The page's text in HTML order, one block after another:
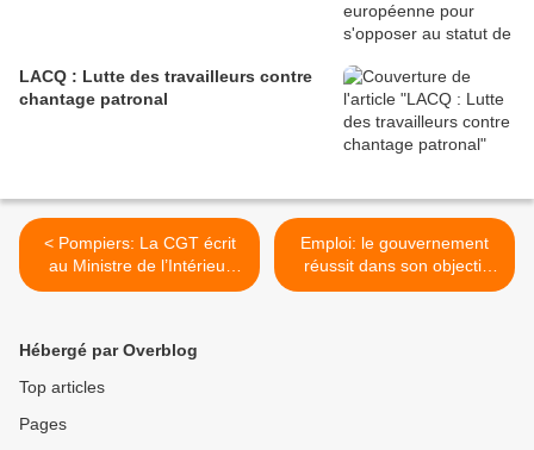
LACQ : Lutte des travailleurs contre
chantage patronal
< Pompiers: La CGT écrit
au Ministre de l’Intérieur
pour protéger le travail des
Emploi: le gouvernement
réussit dans son objectif
d'accroître le chômage ! >
Hébergé par Overblog
Top articles
Pages